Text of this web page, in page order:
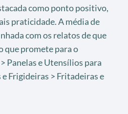
como ponto positivo,
praticidade. A média de
com os relatos de que
que promete para o
Panelas e Utensílios para
Frigideiras > Fritadeiras e